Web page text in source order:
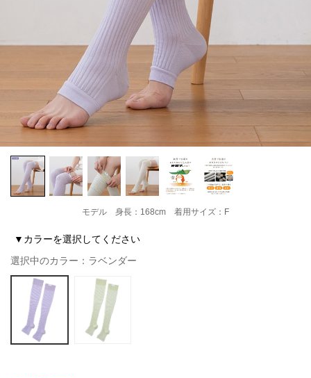
モデル 身長：168cm 着用サイズ：F
▼カラーを選択してください
選択中のカラー：ラベンダー